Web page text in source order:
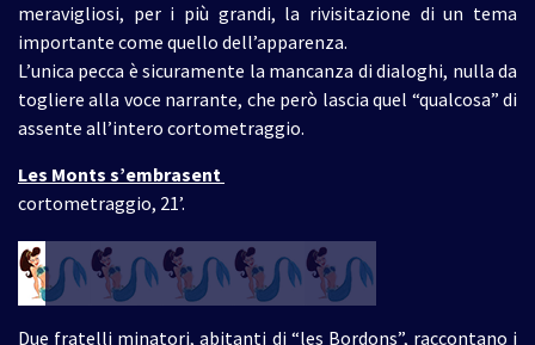
meravigliosi, per i più grandi, la rivisitazione di un tema
importante come quello dell’apparenza.
L’unica pecca è sicuramente la mancanza di dialoghi, nulla da
togliere alla voce narrante, che però lascia quel “qualcosa” di
assente all’intero cortometraggio.
Les Monts s’embrasent
cortometraggio, 21’.
Due fratelli minatori, abitanti di “les Bordons”, raccontano i